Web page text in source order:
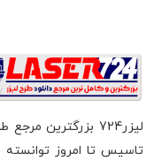
لیزر724
تاسیس تا امروز